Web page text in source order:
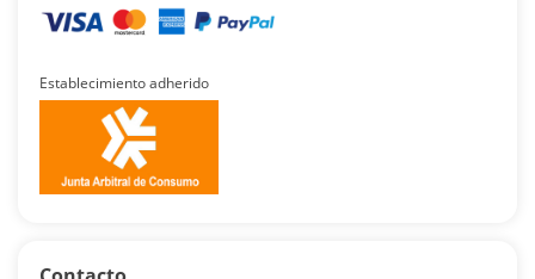
Establecimiento adherido